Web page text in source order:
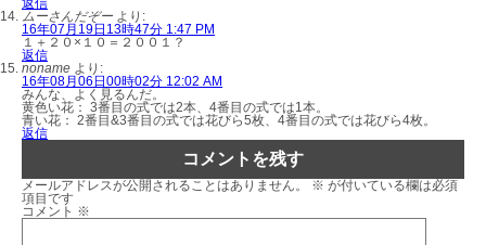
返信
ムーさんだぞー より:
16年07月19日13時47分 1:47 PM
１＋２０×１０＝２００１？
返信
noname より:
16年08月06日00時02分 12:02 AM
みんな、よく見るんだ。
黄色い花： 3番目の式では2本、4番目の式では1本。
青い花： 2番目&3番目の式では花びら5枚、4番目の式では花びら4枚。
返信
コメントを残す
メールアドレスが公開されることはありません。 ※ が付いている欄は必須
項目です
コメント ※